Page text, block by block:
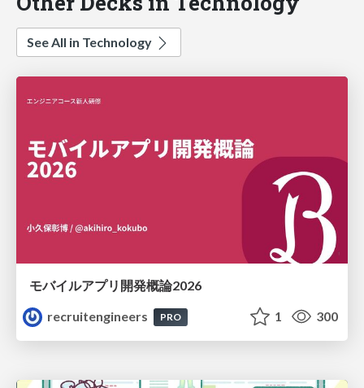
See All in Technology
モバイルアプリ開発概論2026
recruitengineers
PRO 1 300